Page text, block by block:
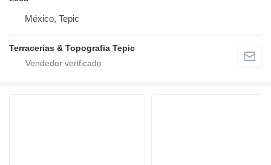
México, Tepic
Terracerias & Topografia Tepic